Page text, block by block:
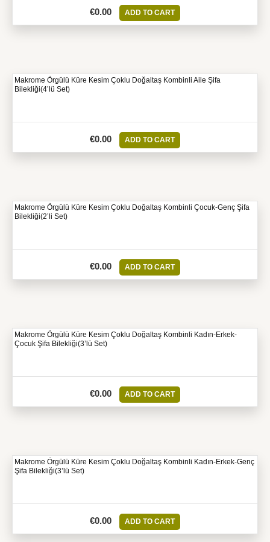
€0.00 ADD TO CART
Makrome Örgülü Küre Kesim Çoklu Doğaltaş Kombinli Aile Şifa
Bilekliği(4’lü Set)
€0.00 ADD TO CART
Makrome Örgülü Küre Kesim Çoklu Doğaltaş Kombinli Çocuk-Genç Şifa
Bilekliği(2’li Set)
€0.00 ADD TO CART
Makrome Örgülü Küre Kesim Çoklu Doğaltaş Kombinli Kadın-Erkek-
Çocuk Şifa Bilekliği(3’lü Set)
€0.00 ADD TO CART
Makrome Örgülü Küre Kesim Çoklu Doğaltaş Kombinli Kadın-Erkek-Genç
Şifa Bilekliği(3’lü Set)
€0.00 ADD TO CART